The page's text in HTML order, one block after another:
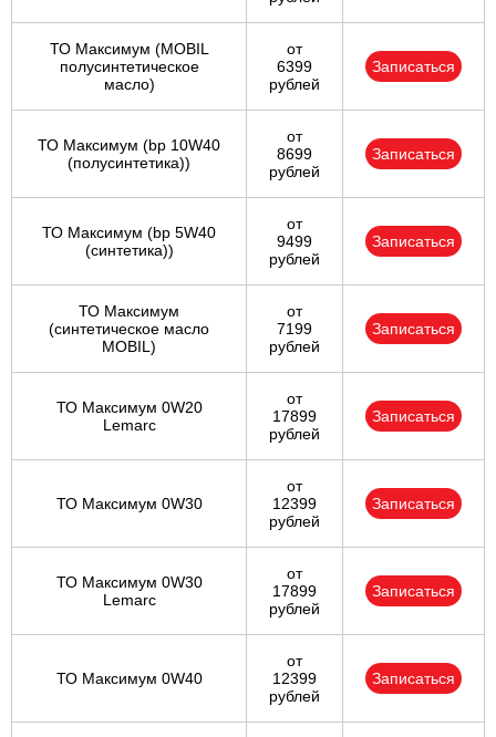
ТО Максимум (MOBIL
полуcинтетическое
масло)
от
6399
рублей
Записаться
ТО Максимум (bp 10W40
(полусинтетика))
от
8699
рублей
Записаться
ТО Максимум (bp 5W40
(синтетика))
от
9499
рублей
Записаться
ТО Максимум
(cинтетическое масло
MOBIL)
от
7199
рублей
Записаться
ТО Максимум 0W20
Lemarc
от
17899
рублей
Записаться
ТО Максимум 0W30
от
12399
рублей
Записаться
ТО Максимум 0W30
Lemarc
от
17899
рублей
Записаться
ТО Максимум 0W40
от
12399
рублей
Записаться